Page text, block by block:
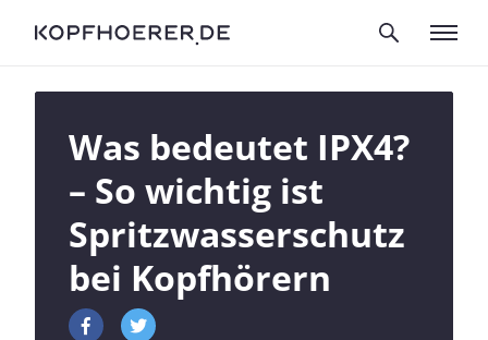
Was bedeutet IPX4?
– So wichtig ist
Spritzwasserschutz
bei Kopfhörern